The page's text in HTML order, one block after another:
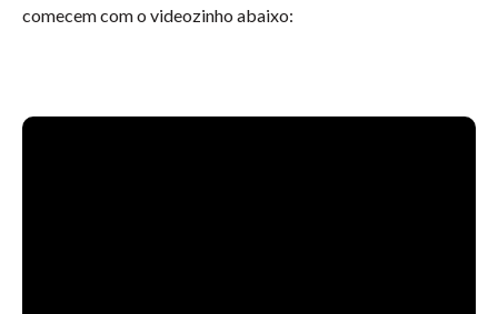
comecem com o videozinho abaixo: